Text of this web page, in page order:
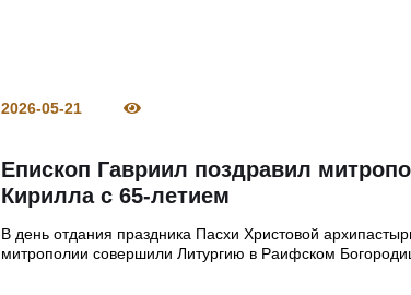
2026-05-21
Епископ Гавриил поздравил
Кирилла с 65-летием
В день отдания праздника Пасхи Христовой
митрополии совершили Литургию в Раифском